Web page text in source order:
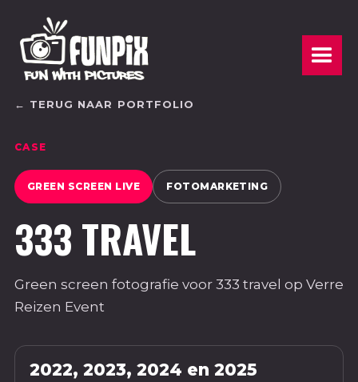
← TERUG NAAR PORTFOLIO
CASE
GREEN SCREEN LIVE FOTOMARKETING
333 TRAVEL
Green screen fotografie voor 333 travel op Verre
Reizen Event
2022, 2023, 2024 en 2025